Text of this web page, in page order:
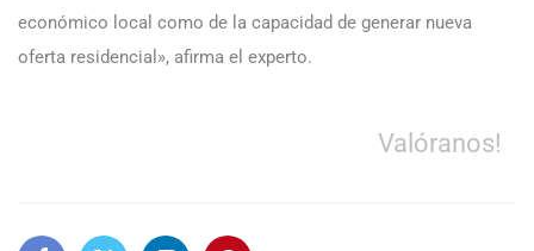
económico local como de la capacidad de generar nueva
oferta residencial», afirma el experto.
Valóranos!